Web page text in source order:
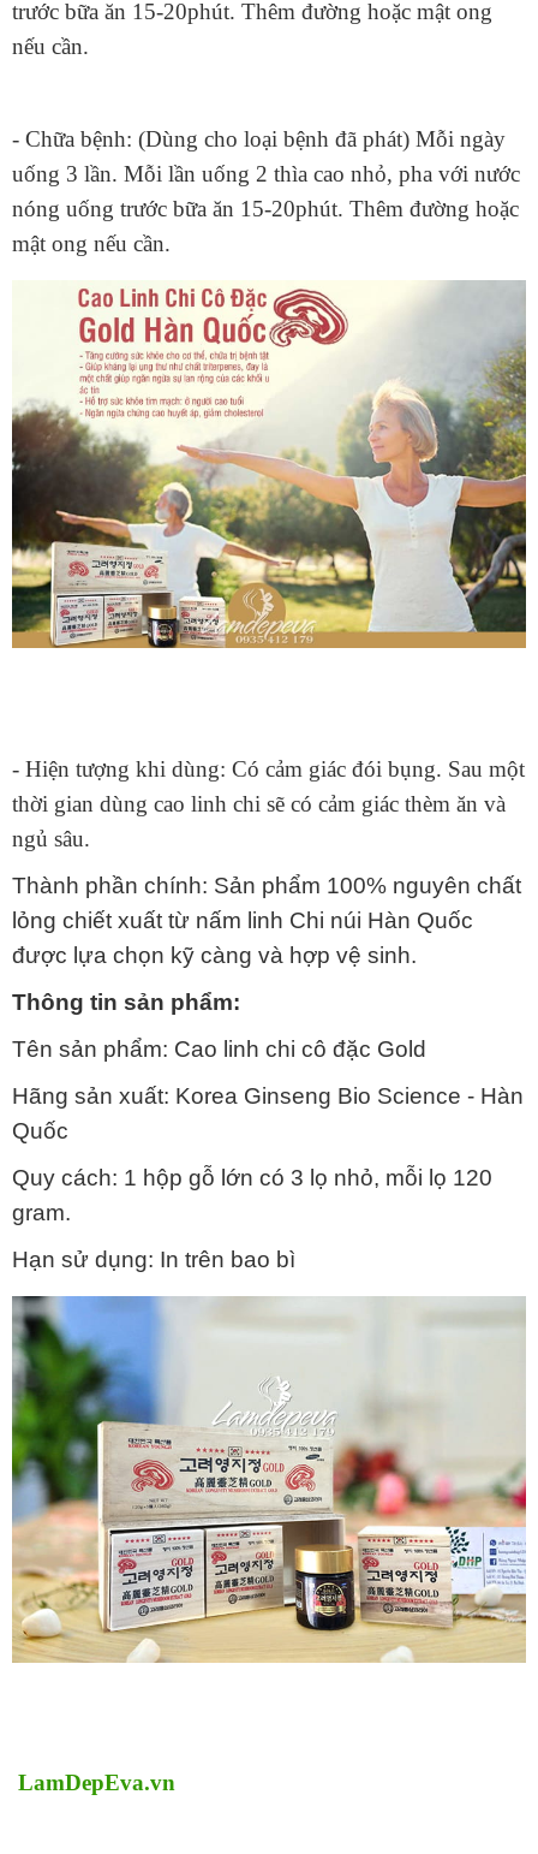
trước bữa ăn 15-20phút. Thêm đường hoặc mật ong
nếu cần.
- Chữa bệnh: (Dùng cho loại bệnh đã phát) Mỗi ngày
uống 3 lần. Mỗi lần uống 2 thìa cao nhỏ, pha với nước
nóng uống trước bữa ăn 15-20phút. Thêm đường hoặc
mật ong nếu cần.
- Hiện tượng khi dùng: Có cảm giác đói bụng. Sau một
thời gian dùng cao linh chi sẽ có cảm giác thèm ăn và
ngủ sâu.
Thành phần chính: Sản phẩm 100% nguyên chất
lỏng chiết xuất từ nấm linh Chi núi Hàn Quốc
được lựa chọn kỹ càng và hợp vệ sinh.
Thông tin sản phẩm:
Tên sản phẩm: Cao linh chi cô đặc Gold
Hãng sản xuất: Korea Ginseng Bio Science - Hàn
Quốc
Quy cách: 1 hộp gỗ lớn có 3 lọ nhỏ, mỗi lọ 120
gram.
Hạn sử dụng: In trên bao bì
LamDepEva.vn